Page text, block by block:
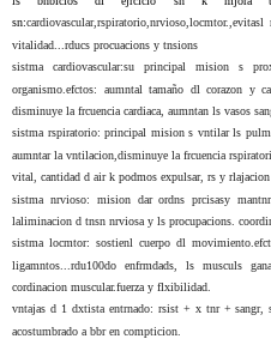
sn:cardiovascular,rspiratorio,nrvioso,locmtor.,evitasl
vitalidad...rducs procuacions y tnsions
sistma cardiovascular:su principal mision s
organismo. efctos: aumntal tamaño dl corazon y
disminuye la frcuencia cardiaca, aumntan ls vasos
sistma rspiratorio: principal mision s vntilar ls
aumntar la vntilacion,disminuye la frcuencia
vital, cantidad d air k podmos expulsar, rs y rlajacion
sistma nrvioso: mision dar ordns prcisasy
laliminacion d tnsn nrviosa y ls procupacions.
sistma locmtor: sostienl cuerpo dl movimiento.
ligamntos...rdu100do enfrmdads, ls musculs
cordinacion muscular.fuerza y flxibilidad.
vntajas d 1 dxtista entrnado: rsist + x tnr + sangr,
acostumbrado a bbr en compticion.